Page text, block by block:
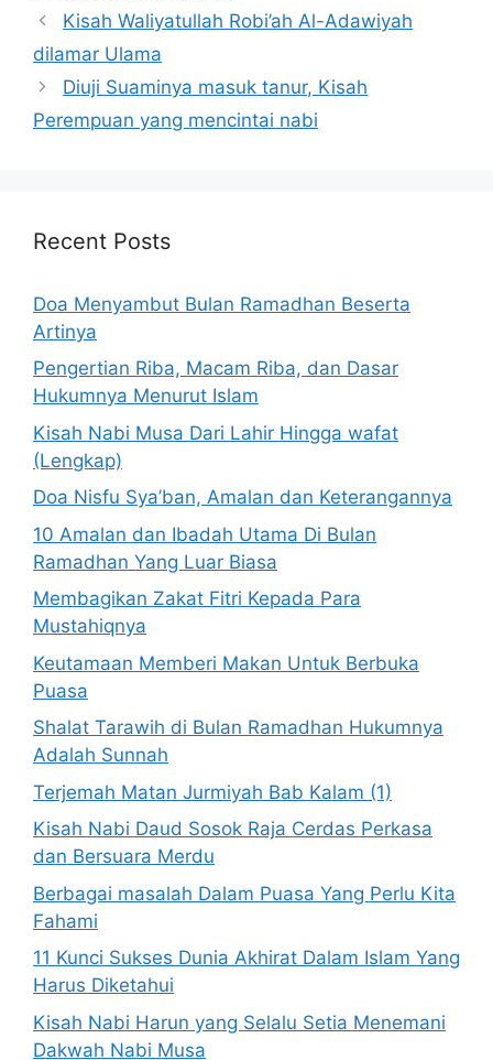
Kisah Waliyatullah Robi’ah Al-Adawiyah
dilamar Ulama
Diuji Suaminya masuk tanur, Kisah
Perempuan yang mencintai nabi
Recent Posts
Doa Menyambut Bulan Ramadhan Beserta
Artinya
Pengertian Riba, Macam Riba, dan Dasar
Hukumnya Menurut Islam
Kisah Nabi Musa Dari Lahir Hingga wafat
(Lengkap)
Doa Nisfu Sya’ban, Amalan dan Keterangannya
10 Amalan dan Ibadah Utama Di Bulan
Ramadhan Yang Luar Biasa
Membagikan Zakat Fitri Kepada Para
Mustahiqnya
Keutamaan Memberi Makan Untuk Berbuka
Puasa
Shalat Tarawih di Bulan Ramadhan Hukumnya
Adalah Sunnah
Terjemah Matan Jurmiyah Bab Kalam (1)
Kisah Nabi Daud Sosok Raja Cerdas Perkasa
dan Bersuara Merdu
Berbagai masalah Dalam Puasa Yang Perlu Kita
Fahami
11 Kunci Sukses Dunia Akhirat Dalam Islam Yang
Harus Diketahui
Kisah Nabi Harun yang Selalu Setia Menemani
Dakwah Nabi Musa